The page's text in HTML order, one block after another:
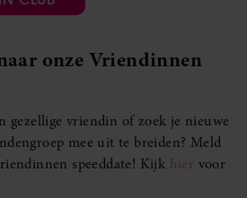
onze Vriendinnen
gezellige vriendin of zoek je nieuwe
mee uit te breiden? Meld
speeddate! Kijk hier voor